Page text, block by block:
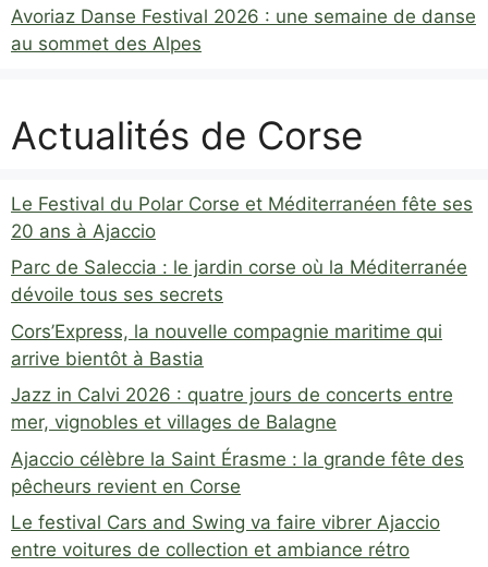
Avoriaz Danse Festival 2026 : une semaine de danse
au sommet des Alpes
Actualités de Corse
Le Festival du Polar Corse et Méditerranéen fête ses
20 ans à Ajaccio
Parc de Saleccia : le jardin corse où la Méditerranée
dévoile tous ses secrets
Cors’Express, la nouvelle compagnie maritime qui
arrive bientôt à Bastia
Jazz in Calvi 2026 : quatre jours de concerts entre
mer, vignobles et villages de Balagne
Ajaccio célèbre la Saint Érasme : la grande fête des
pêcheurs revient en Corse
Le festival Cars and Swing va faire vibrer Ajaccio
entre voitures de collection et ambiance rétro